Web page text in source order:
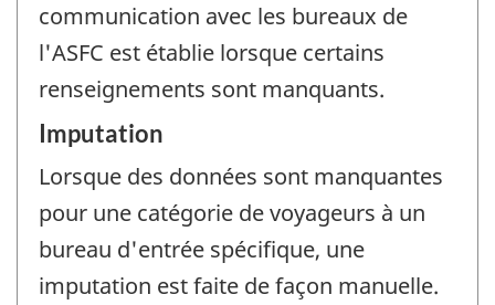
communication avec les bureaux de
l'ASFC est établie lorsque certains
renseignements sont manquants.
Imputation
Lorsque des données sont manquantes
pour une catégorie de voyageurs à un
bureau d'entrée spécifique, une
imputation est faite de façon manuelle.